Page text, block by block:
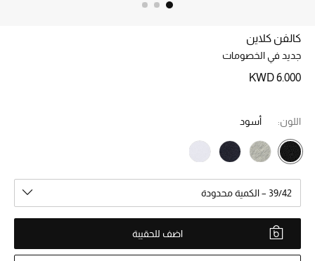
خصم حتى 70%
تسوقوا الآن
ما وصلنا حديثاً
الموسم الجديد
النساء
كالفن كلاين
جديد في الخصومات
KWD 6.000
اللون: أسود
39/42 – الكمية محدودة
اضف للحقيبة